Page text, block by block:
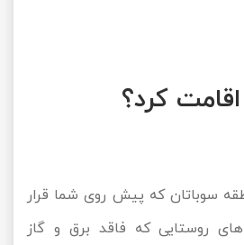
کرد؟
سوباتان که پیش روی شما قرار
روستایی که فاقد برق و گاز